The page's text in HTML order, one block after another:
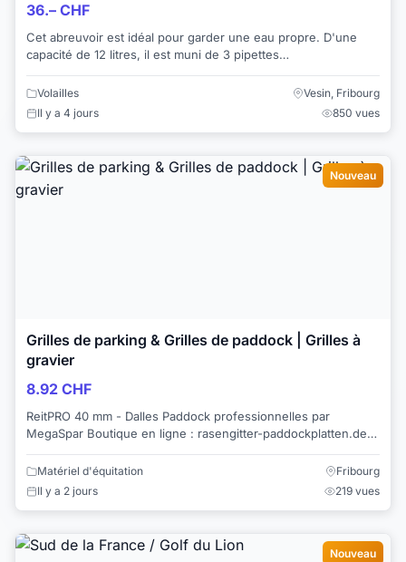
36.– CHF
Cet abreuvoir est idéal pour garder une eau propre. D'une
capacité de 12 litres, il est muni de 3 pipettes
Volailles
Vesin, Fribourg
Il y a 4 jours
850 vues
Nouveau
Grilles de parking & Grilles de paddock | Grilles à
gravier
8.92 CHF
ReitPRO 40 mm - Dalles Paddock professionnelles par
MegaSpar Boutique en ligne : rasengitter-paddockplatten.de
Matériel d'équitation
Fribourg
Il y a 2 jours
219 vues
Nouveau